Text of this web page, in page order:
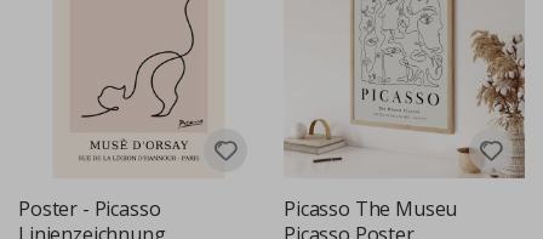
Poster - Picasso
Picasso The Museu